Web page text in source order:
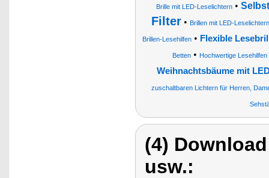
Brille mit LED-Leselichtern•
Filter • Brillen mit LED-Leselichtern
Brillen-Lesehilfen• Flexible
Betten • Hochwertige
Weihnachtsbäume mit
zuschaltbaren Lichtern für Herren,
(4)
usw.: